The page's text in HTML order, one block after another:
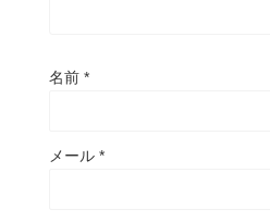
名前 *
メール *